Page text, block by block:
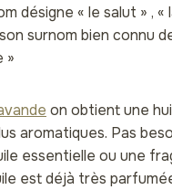
désigne « le salut » , «
surnom bien connu
»
on obtient une
aromatiques. Pas
essentielle ou une
est déjà très